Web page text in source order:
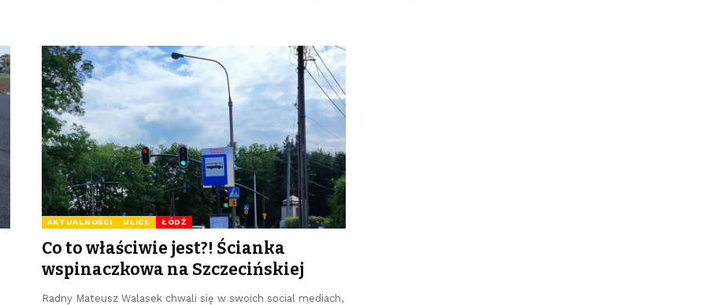
AKTUALNOŚCI ULICE ŁÓDŹ
Co to właściwie jest?! Ścianka
wspinaczkowa na Szczecińskiej
Radny Mateusz Walasek chwali się w swoich social mediach,